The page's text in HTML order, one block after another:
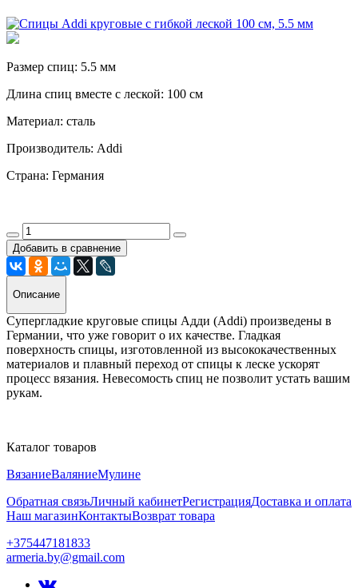
Размер спиц: 5.5 мм
Длина спиц вместе с леской: 100 см
Материал: сталь
Производитель: Addi
Страна: Германия
Добавить в сравнение
Описание
Супергладкие круговые спицы Адди (Addi) произведены в
Германии, что уже говорит о их качестве. Гладкая
поверхность спицы, изготовленной из высококачественных
материалов и плавный переход от спицы к леске ускорят
процесс вязания. Невесомость спиц не позволит устать вашим
рукам.
Каталог товаров
ВязаниеВаляниеМулине
Обратная связьЛичный кабинетРегистрацияДоставка и оплата
Наш магазинКонтактыВозврат товара
+375447181833
armeria.by@gmail.com